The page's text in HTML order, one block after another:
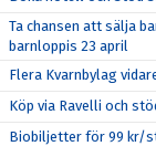
Ta chansen att sälja
barnloppis 23 april
Flera Kvarnbylag
Köp via Ravelli och
Biobiljetter för 99 kr/